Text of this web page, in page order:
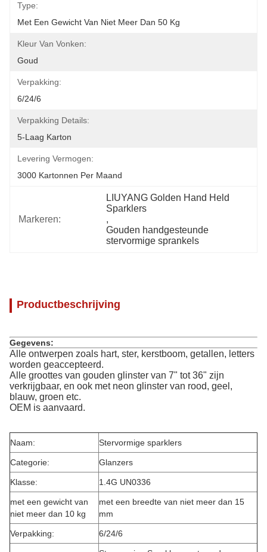
Type:
Met Een Gewicht Van Niet Meer Dan 50 Kg
Kleur Van Vonken:
Goud
Verpakking:
6/24/6
Verpakking Details:
5-Laag Karton
Levering Vermogen:
3000 Kartonnen Per Maand
Markeren:
LIUYANG Golden Hand Held
Sparklers
,
Gouden handgesteunde
stervormige sprankels
Productbeschrijving
Gegevens:
Alle ontwerpen zoals hart, ster, kerstboom, getallen, letters
worden geaccepteerd.
Alle groottes van gouden glinster van 7" tot 36" zijn
verkrijgbaar, en ook met neon glinster van rood, geel,
blauw, groen etc.
OEM is aanvaard.
Naam: Stervormige sparklers
Categorie: Glanzers
Klasse: 1.4G UN0336
met een gewicht van
niet meer dan 10 kg
met een breedte van niet meer dan 15
mm
Verpakking: 6/24/6